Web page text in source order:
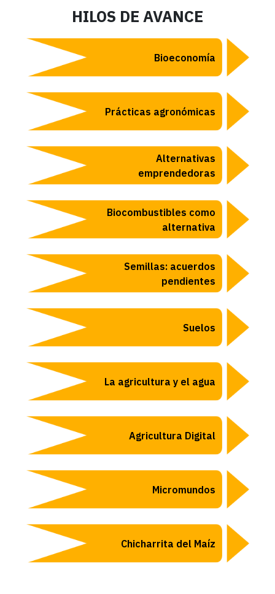
HILOS DE AVANCE
Bioeconomía
Prácticas agronómicas
Alternativas
emprendedoras
Biocombustibles como
alternativa
Semillas: acuerdos
pendientes
Suelos
La agricultura y el agua
Agricultura Digital
Micromundos
Chicharrita del Maíz